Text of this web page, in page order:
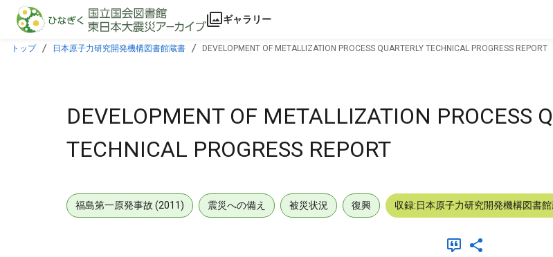
本文に飛ぶ
ギャラリー
トップ 日本原子力研究開発機構図書館蔵書 DEVELOPMENT OF METALLIZATION PROCESS QUARTERLY TECHNICAL PROGRESS REPORT
DEVELOPMENT OF METALLIZATION PROCESS
TECHNICAL PROGRESS REPORT
福島第一原発事故 (2011) 震災への備え 被災状況 復興 収録:日本原子力研究開発機構図書